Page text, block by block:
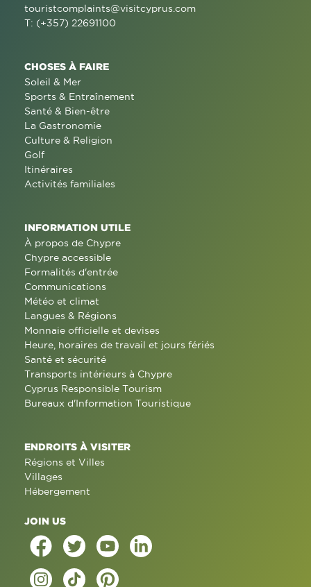
touristcomplaints@visitcyprus.com
T: (+357) 22691100
CHOSES À FAIRE
Soleil & Mer
Sports & Entraînement
Santé & Bien-être
La Gastronomie
Culture & Religion
Golf
Itinéraires
Activités familiales
INFORMATION UTILE
À propos de Chypre
Chypre accessible
Formalités d'entrée
Communications
Météo et climat
Langues & Régions
Monnaie officielle et devises
Heure, horaires de travail et jours fériés
Santé et sécurité
Transports intérieurs à Chypre
Cyprus Responsible Tourism
Bureaux d'Information Touristique
ENDROITS À VISITER
Régions et Villes
Villages
Hébergement
JOIN US